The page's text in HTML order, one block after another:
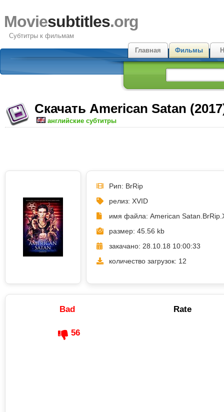
Moviesubtitles.org
Субтитры к фильмам
Главная
Фильмы
Скачать American Satan
английские субтитры
Рип: BrRip
релиз: XVID
имя файла: American
размер: 45.56 kb
закачано: 28.10.18 10:00:33
количество загрузок: 12
Bad Rate
56